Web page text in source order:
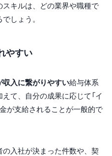
キルは、どの業界や職種で
しょう。
やすい
収入に繋がりやすい給与体系
て、自分の成果に応じて「イ
が支給されることが一般的で
入社が決まった件数や、契